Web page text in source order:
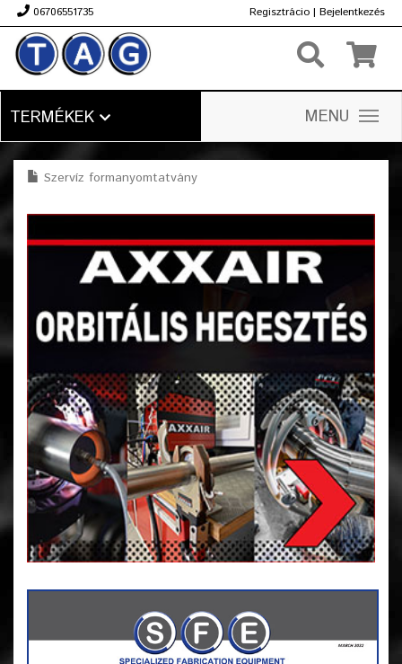
06706551735 Regisztrácio | Bejelentkezés
TERMÉKEK MENU
Szervíz formanyomtatvány